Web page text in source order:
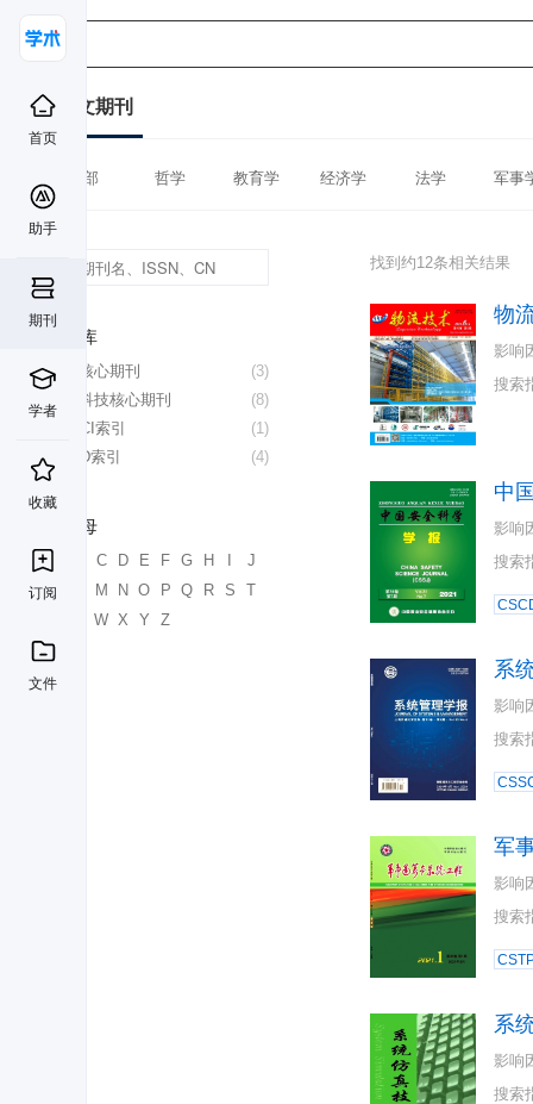
首页
助手
期刊
学者
收藏
订阅
文件
中文期刊
全部 哲学 教育学 经济学 法学 军事
数据库
(3)
北大核心期刊
(8)
中国科技核心期刊
(1)
CSSCI索引
(4)
CSCD索引
首字母
C D E F G H
J
K
M N O P Q R S
T
W X Y Z
找到约12条相关结果
物
影响
搜索
中
影响
搜索
系
影响
搜索
军
影响
搜索
系
影响
搜索